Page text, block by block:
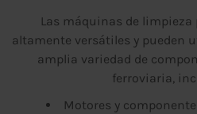
Las máquinas de
altamente versátiles y pueden
amplia variedad de
ferroviaria,
Motores y